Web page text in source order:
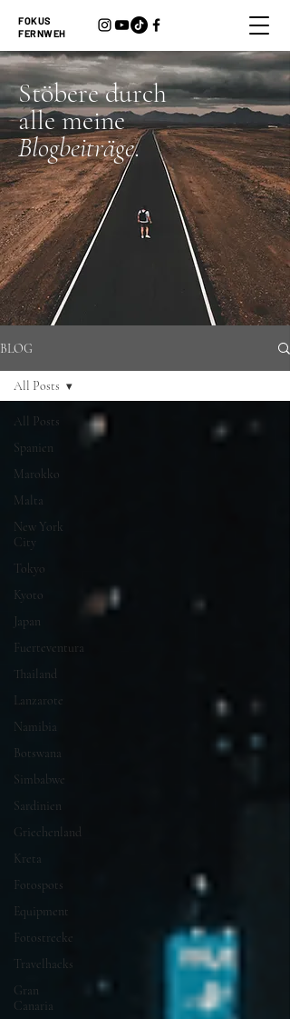
FOKUS
FERNWEH
Stöbere durch
alle meine
Blogbeiträge.
BLOG
All Posts
Spanien
Marokko
Malta
New York
City
Tokyo
Kyoto
Japan
Fuerteventura
Thailand
Lanzarote
Namibia
Botswana
Simbabwe
Sardinien
Griechenland
Kreta
Fotospots
Equipment
Fotostrecke
Travelhacks
Gran
Canaria
All Posts